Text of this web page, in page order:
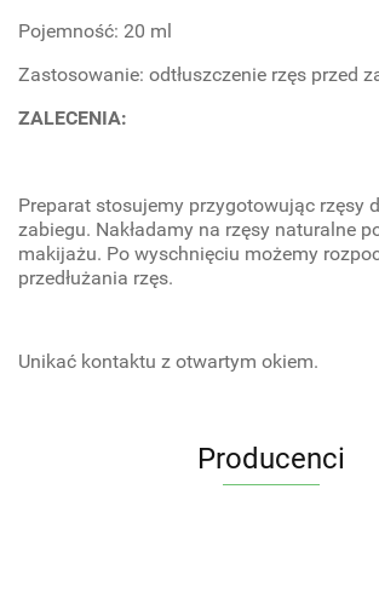
Pojemność: 20 ml
Zastosowanie: odtłuszczenie rzęs przed
ZALECENIA:
Preparat stosujemy przygotowując rzęsy
zabiegu. Nakładamy na rzęsy naturalne
makijażu. Po wyschnięciu możemy
przedłużania rzęs.
Unikać kontaktu z otwartym okiem.
Producenci